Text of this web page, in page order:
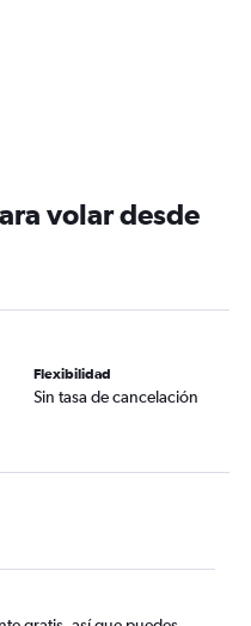
volar desde
Flexibilidad
Sin tasa de cancelación